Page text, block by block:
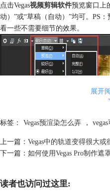
点击Vegas视频剪辑软件预览窗口上
动）”或“草稿（自动）”均可。PS
看一些不需要细节的效果。
方法三：
展开
标签： Vegas预渲染怎么弄 ，
上一篇： Vegas中的轨道变得很大
下一篇： 如何使用Vegas Pro制作遮
读者也访问过这里: